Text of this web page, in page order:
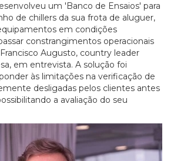
um 'Banco de Ensaios' para
de chillers da sua frota de aluguer,
em condições
constrangimentos operacionais
Augusto, country leader
em entrevista. A solução foi
às limitações na verificação de
desligadas pelos clientes antes
a avaliação do seu